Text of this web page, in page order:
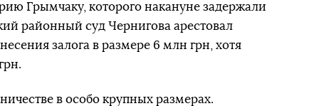
Грымчаку, которого накануне задержали
районный суд Чернигова арестовал
залога в размере 6 млн грн, хотя
в особо крупных размерах.